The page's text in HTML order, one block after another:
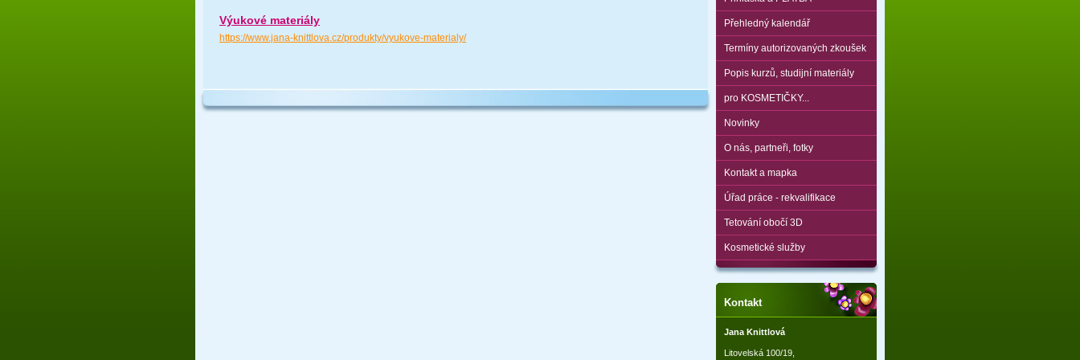
Výukové materiály
https://www.jana-knittlova.cz/produkty/vyukove-materialy/
Přehledný kalendář
Termíny autorizovaných zkoušek
Popis kurzů, studijní materiály
pro KOSMETIČKY...
Novinky
O nás, partneři, fotky
Kontakt a mapka
Úřad práce - rekvalifikace
Tetování obočí 3D
Kosmetické služby
Kontakt
Jana Knittlová
Litovelská 100/19,